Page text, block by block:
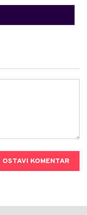
OSTAVI KOMENTAR